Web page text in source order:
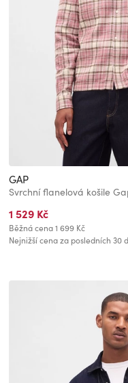
GAP
Svrchní flanelová košile
1 529 Kč
Běžná cena1 699 Kč
Nejnižší cena za posledních 30